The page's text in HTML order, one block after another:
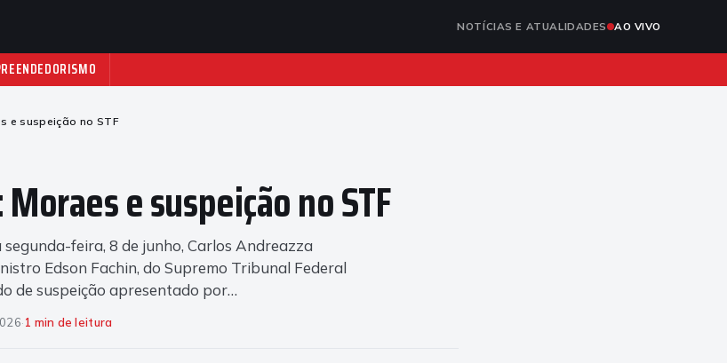
NOTÍCIAS E ATUALIDADES AO VIVO
e suspeição no STF
e suspeição no STF
feira, 8 de junho, Carlos Andreazza
Edson Fachin, do Supremo Tribunal Federal
de suspeição apresentado por…
·1 min de leitura